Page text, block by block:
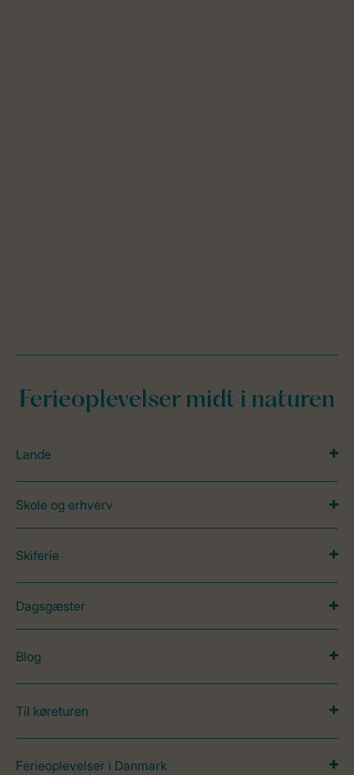
Ferieoplevelser midt i naturen
Lande
Skole og erhverv
Skiferie
Dagsgæster
Blog
Til køreturen
Ferieoplevelser i Danmark